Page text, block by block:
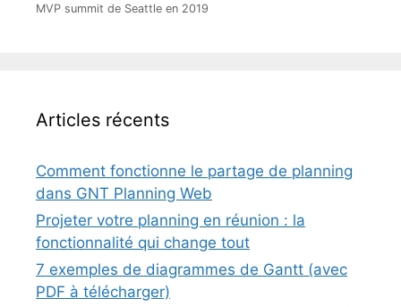
MVP summit de Seattle en 2019
Articles récents
Comment fonctionne le partage de planning
dans GNT Planning Web
Projeter votre planning en réunion : la
fonctionnalité qui change tout
7 exemples de diagrammes de Gantt (avec
PDF à télécharger)